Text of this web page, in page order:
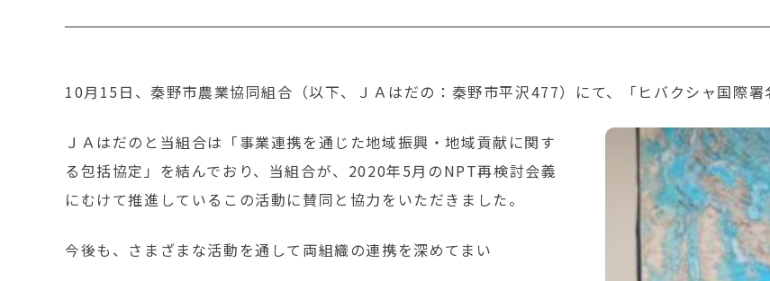
10月15日、秦野市農業協同組合（以下、ＪＡはだの：秦野市平沢477）にて、「ヒバクシャ国際署
ＪＡはだのと当組合は「事業連携を通じた地域振興・地域貢献に関す
る包括協定」を結んでおり、当組合が、2020年5月のNPT再検討会義
にむけて推進しているこの活動に賛同と協力をいただきました。
今後も、さまざまな活動を通して両組織の連携を深めてまい